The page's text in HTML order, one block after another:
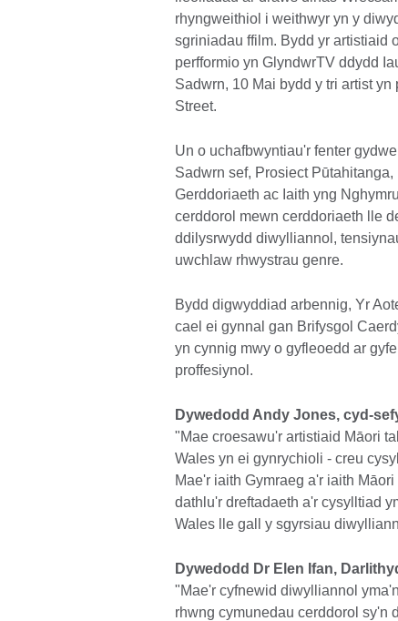
rhyngweithiol i weithwyr yn y
sgriniadau ffilm. Bydd yr artistiaid
perfformio yn GlyndwrTV ddydd
Sadwrn, 10 Mai bydd y tri artist
Street.
Un o uchafbwyntiau'r fenter
Sadwrn sef, Prosiect
Gerddoriaeth ac Iaith yng
cerddorol mewn cerddoriaeth lle
ddilysrwydd diwylliannol,
uwchlaw rhwystrau genre.
Bydd digwyddiad arbennig, Yr
cael ei gynnal gan Brifysgol
yn cynnig mwy o gyfleoedd ar
proffesiynol.
Dywedodd Andy Jones, cyd-
"Mae croesawu'r artistiaid Māori
Wales yn ei gynrychioli - creu
Mae'r iaith Gymraeg a'r iaith
dathlu'r dreftadaeth a'r cysylltiad
Wales lle gall y sgyrsiau
Dywedodd Dr Elen Ifan,
"Mae'r cyfnewid diwylliannol
rhwng cymunedau cerddorol sy'n